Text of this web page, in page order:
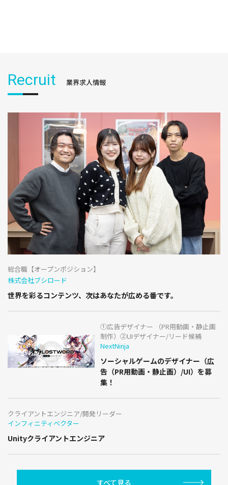
Recruit 業界求人情報
総合職【オープンポジション】
株式会社ブシロード
世界を彩るコンテンツ、次はあなたが広める番です。
①広告デザイナー （PR用動画・静止画
制作）②UIデザイナー/リード候補
NextNinja
ソーシャルゲームのデザイナー（広
告（PR用動画・静止画）/UI）を募
集！
クライアントエンジニア/開発リーダー
インフィニティベクター
Unityクライアントエンジニア
すべて見る